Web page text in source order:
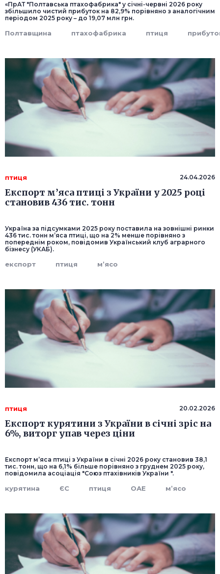
«ПрАТ "Полтавська птахофабрика" у січні-червні 2026 року
збільшило чистий прибуток на 82,9% порівняно з аналогічним
періодом 2025 року – до 19,07 млн грн.
Полтавщина птахофабрика птиця
птиця 24.04.2026
Експорт м’яса птиці з України у 2025 році
становив 436 тис. тонн
Україна за підсумками 2025 року поставила на зовнішні ринки
436 тис. тонн м’яса птиці, що на 2% менше порівняно з
попереднім роком, повідомив Український клуб аграрного
бізнесу (УКАБ).
експорт птиця м’ясо
птиця 20.02.2026
Експорт курятини з України в січні зріс на
6%, виторг упав через ціни
Експорт м’яса птиці з України в січні 2026 року становив 38,1
тис. тонн, що на 6,1% більше порівняно з груднем 2025 року,
повідомила асоціація "Союз птахівників України ".
курятина ЄС птиця ОАЕ м’ясо